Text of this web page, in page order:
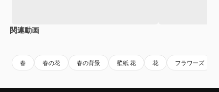
関連動画
春 春の花 春の背景 壁紙 花 花 フラワーズ